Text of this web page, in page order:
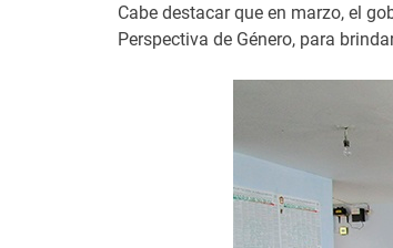
Cabe destacar que en marzo, el
Perspectiva de Género, para